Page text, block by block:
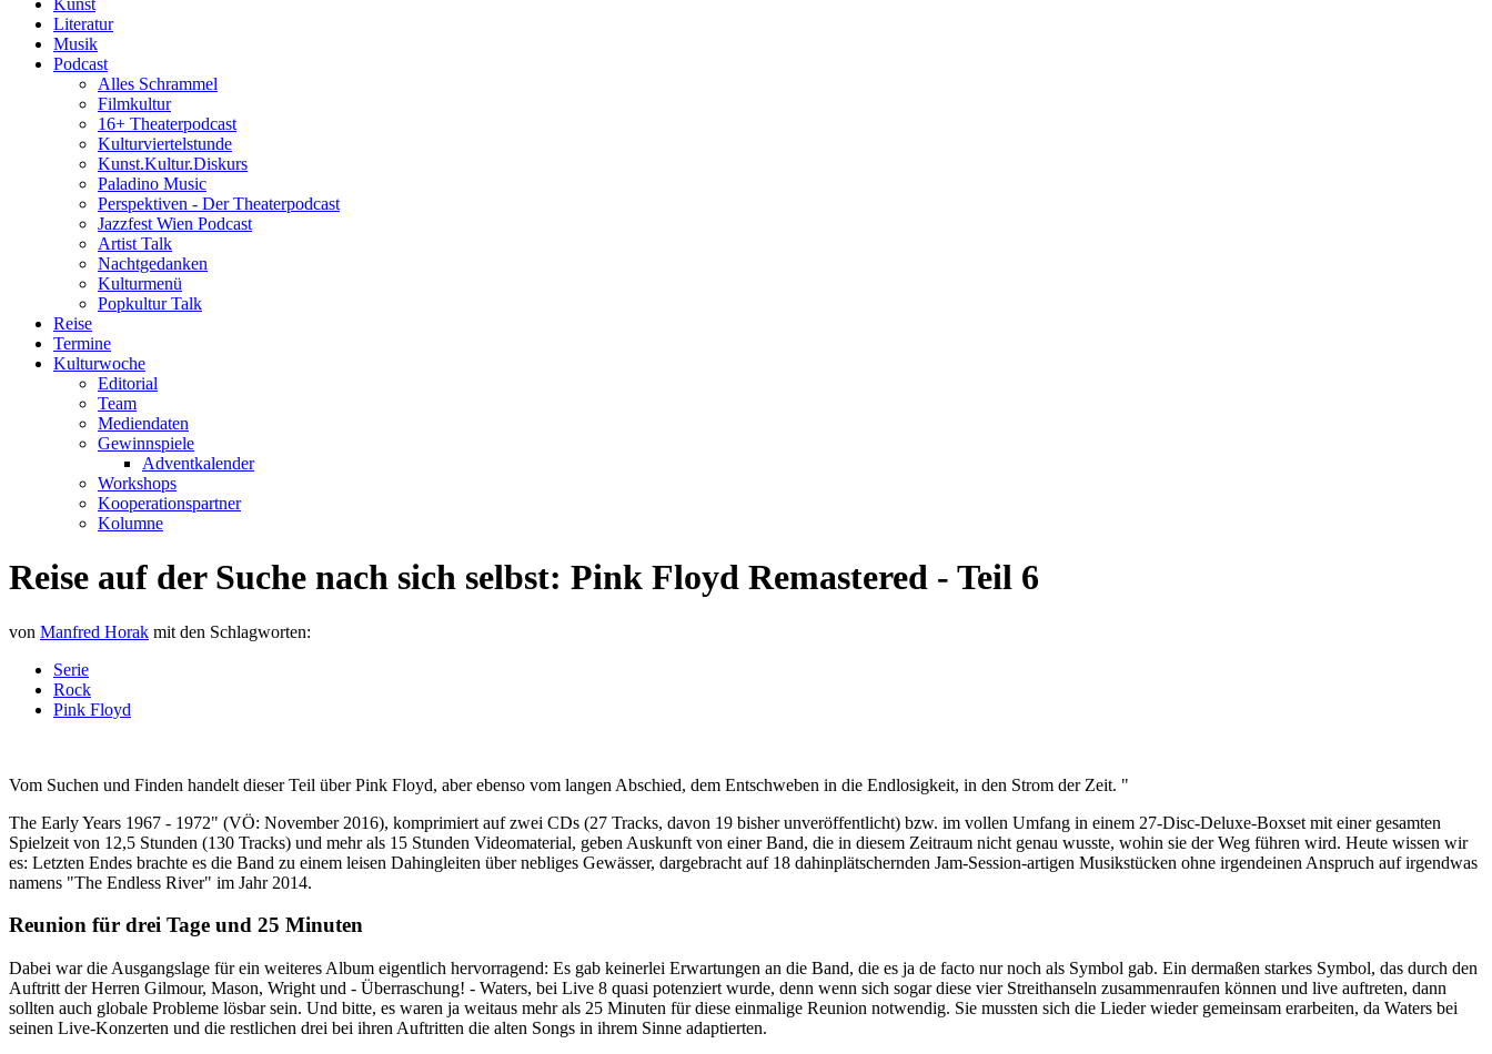
Literatur
Musik
Podcast
Alles Schrammel
Filmkultur
16+ Theaterpodcast
Kulturviertelstunde
Kunst.Kultur.Diskurs
Paladino Music
Perspektiven - Der Theaterpodcast
Jazzfest Wien Podcast
Artist Talk
Nachtgedanken
Kulturmenü
Popkultur Talk
Reise
Termine
Kulturwoche
Editorial
Team
Mediendaten
Gewinnspiele
Adventkalender
Workshops
Kooperationspartner
Kolumne
Reise auf der Suche nach sich selbst: Pink Floyd Remastered - Teil 6
von Manfred Horak mit den Schlagworten:
Serie
Rock
Pink Floyd
Vom Suchen und Finden handelt dieser Teil über Pink Floyd, aber ebenso vom langen Abschied, dem Entschweben in die Endlosigkeit, in den Strom der Zeit. "
The Early Years 1967 - 1972" (VÖ: November 2016), komprimiert auf zwei CDs (27 Tracks, davon 19 bisher unveröffentlicht) bzw. im vollen Umfang in einem 27-Disc-Deluxe-Boxset mit einer gesamten
Spielzeit von 12,5 Stunden (130 Tracks) und mehr als 15 Stunden Videomaterial, geben Auskunft von einer Band, die in diesem Zeitraum nicht genau wusste, wohin sie der Weg führen wird. Heute wissen wir
es: Letzten Endes brachte es die Band zu einem leisen Dahingleiten über nebliges Gewässer, dargebracht auf 18 dahinplätschernden Jam-Session-artigen Musikstücken ohne irgendeinen Anspruch auf irgendwas
namens "The Endless River" im Jahr 2014.
Reunion für drei Tage und 25 Minuten
Dabei war die Ausgangslage für ein weiteres Album eigentlich hervorragend: Es gab keinerlei Erwartungen an die Band, die es ja de facto nur noch als Symbol gab. Ein dermaßen starkes Symbol, das durch den
Auftritt der Herren Gilmour, Mason, Wright und - Überraschung! - Waters, bei Live 8 quasi potenziert wurde, denn wenn sich sogar diese vier Streithanseln zusammenraufen können und live auftreten, dann
sollten auch globale Probleme lösbar sein. Und bitte, es waren ja weitaus mehr als 25 Minuten für diese einmalige Reunion notwendig. Sie mussten sich die Lieder wieder gemeinsam erarbeiten, da Waters bei
seinen Live-Konzerten und die restlichen drei bei ihren Auftritten die alten Songs in ihrem Sinne adaptierten.